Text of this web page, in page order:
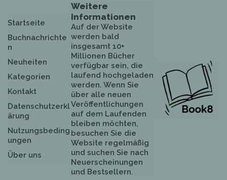
Startseite
Buchnachrichte
n
Neuheiten
Kategorien
Kontakt
Datenschutzerkl
ärung
Nutzungsbeding
ungen
Über uns
Weitere
Informationen
Auf der Website
werden bald
insgesamt 10+
Millionen Bücher
verfügbar sein, die
laufend hochgeladen
werden. Wenn Sie
über alle neuen
Veröffentlichungen
auf dem Laufenden
bleiben möchten,
besuchen Sie die
Website regelmäßig
und suchen Sie nach
Neuerscheinungen
und Bestsellern.